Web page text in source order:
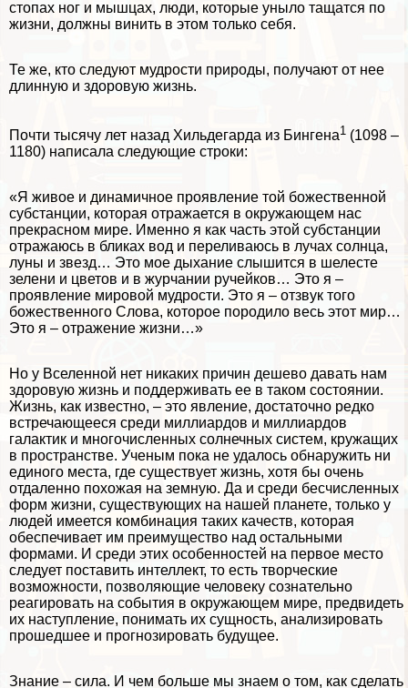
стопах ног и мышцах, люди, которые уныло тащатся по
жизни, должны винить в этом только себя.
Те же, кто следуют мудрости природы, получают от нее
длинную и здоровую жизнь.
Почти тысячу лет назад Хильдегарда из Бингена1 (1098 –
1180) написала следующие строки:
«Я живое и динамичное проявление той божественной
субстанции, которая отражается в окружающем нас
прекрасном мире. Именно я как часть этой субстанции
отражаюсь в бликах вод и переливаюсь в лучах солнца,
луны и звезд… Это мое дыхание слышится в шелесте
зелени и цветов и в журчании ручейков… Это я –
проявление мировой мудрости. Это я – отзвук того
божественного Слова, которое породило весь этот мир…
Это я – отражение жизни…»
Но у Вселенной нет никаких причин дешево давать нам
здоровую жизнь и поддерживать ее в таком состоянии.
Жизнь, как известно, – это явление, достаточно редко
встречающееся среди миллиардов и миллиардов
галактик и многочисленных солнечных систем, кружащих
в прострaнcтве. Ученым пока не удалось обнаружить ни
единого места, где существует жизнь, хотя бы очень
отдаленно похожая на земную. Да и среди бесчисленных
форм жизни, существующих на нашей планете, только у
людей имеется комбинация таких качеств, которая
обеспечивает им преимущество над остальными
формами. И среди этих особенностей на первое место
следует поставить интеллект, то есть творческие
возможности, позволяющие человеку сознательно
реагировать на события в окружающем мире, предвидеть
их наступление, понимать их сущность, анализировать
прошедшее и прогнозировать будущее.
Знание – сила. И чем больше мы знаем о том, как сделать